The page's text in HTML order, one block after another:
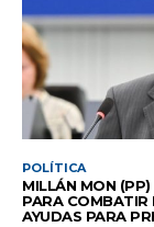
POLÍTICA
MILLÁN MON
PARA COMBATIR
AYUDAS PARA